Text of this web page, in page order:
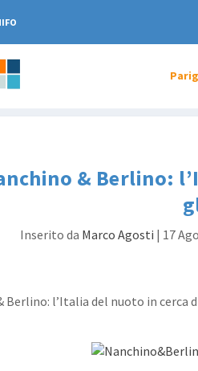
& Berlino:
Inserito da Marco Agosti | 17